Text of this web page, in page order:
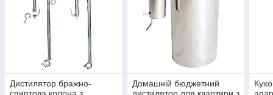
Дистилятор бражно-
Домашній бюджетний